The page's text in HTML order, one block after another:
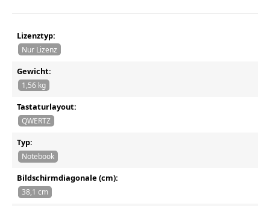
Lizenztyp:
Nur Lizenz
Gewicht:
1,56 kg
Tastaturlayout:
QWERTZ
Typ:
Notebook
Bildschirmdiagonale (cm):
38,1 cm